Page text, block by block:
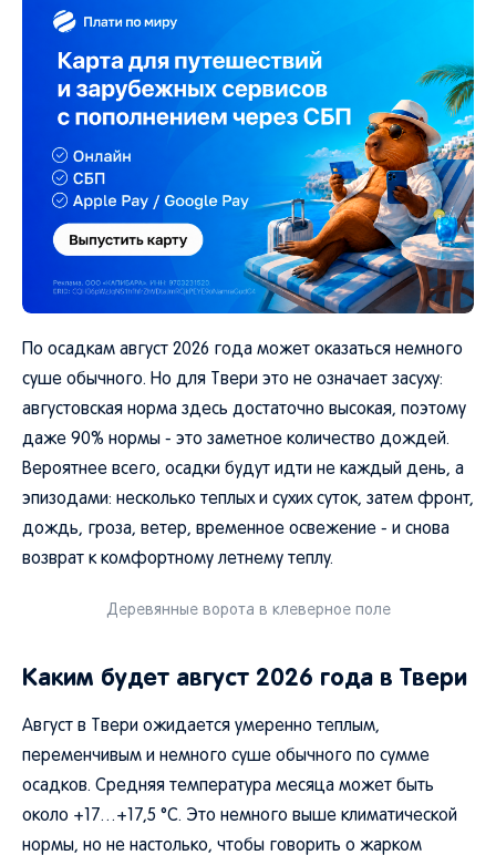
По осадкам август 2026 года может оказаться немного
суше обычного. Но для Твери это не означает засуху:
августовская норма здесь достаточно высокая, поэтому
даже 90% нормы - это заметное количество дождей.
Вероятнее всего, осадки будут идти не каждый день, а
эпизодами: несколько теплых и сухих суток, затем фронт,
дождь, гроза, ветер, временное освежение - и снова
возврат к комфортному летнему теплу.
Деревянные ворота в клеверное поле
Каким будет август 2026 года в Твери
Август в Твери ожидается умеренно теплым,
переменчивым и немного суше обычного по сумме
осадков. Средняя температура месяца может быть
около +17…+17,5 °C. Это немного выше климатической
нормы, но не настолько, чтобы говорить о жарком